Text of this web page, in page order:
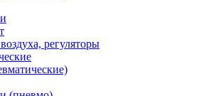
регуляторы